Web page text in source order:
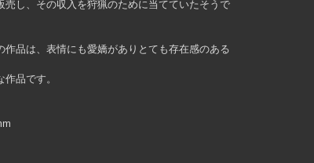
し、その収入を狩猟のために当てていたそうで
品は、表情にも愛嬌がありとても存在感のある
品です。